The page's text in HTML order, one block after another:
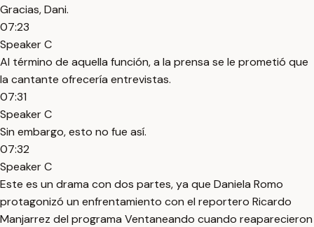
Gracias, Dani.
07:23
Speaker C
Al término de aquella función, a la prensa se le prometió que
la cantante ofrecería entrevistas.
07:31
Speaker C
Sin embargo, esto no fue así.
07:32
Speaker C
Este es un drama con dos partes, ya que Daniela Romo
protagonizó un enfrentamiento con el reportero Ricardo
Manjarrez del programa Ventaneando cuando reaparecieron